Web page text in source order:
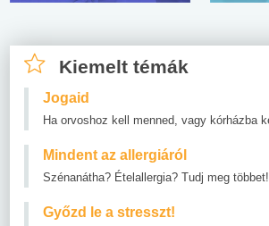
Kiemelt témák
Jogaid
Ha orvoshoz kell menned, vagy kórházba
Mindent az allergiáról
Szénanátha? Ételallergia? Tudj meg többet!
Győzd le a stresszt!